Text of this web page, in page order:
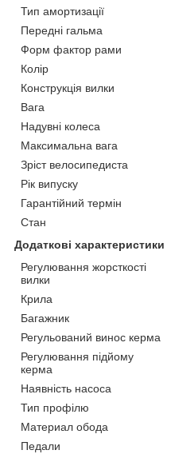
Тип амортизації
Передні гальма
Форм фактор рами
Колір
Конструкція вилки
Вага
Надувні колеса
Максимальна вага
Зріст велосипедиста
Рік випуску
Гарантійний термін
Стан
Додаткові характеристики
Регулювання жорсткості
вилки
Крила
Багажник
Регульований винос керма
Регулювання підйому
керма
Наявність насоса
Тип профілю
Материал обода
Педали